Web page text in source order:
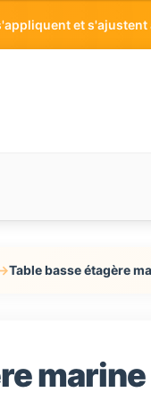
et
Table basse étagère